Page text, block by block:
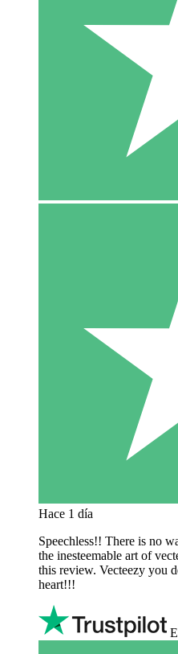
Hace 1 día
Speechless!! There is no
the inesteemable art of
this review. Vecteezy you
heart!!!